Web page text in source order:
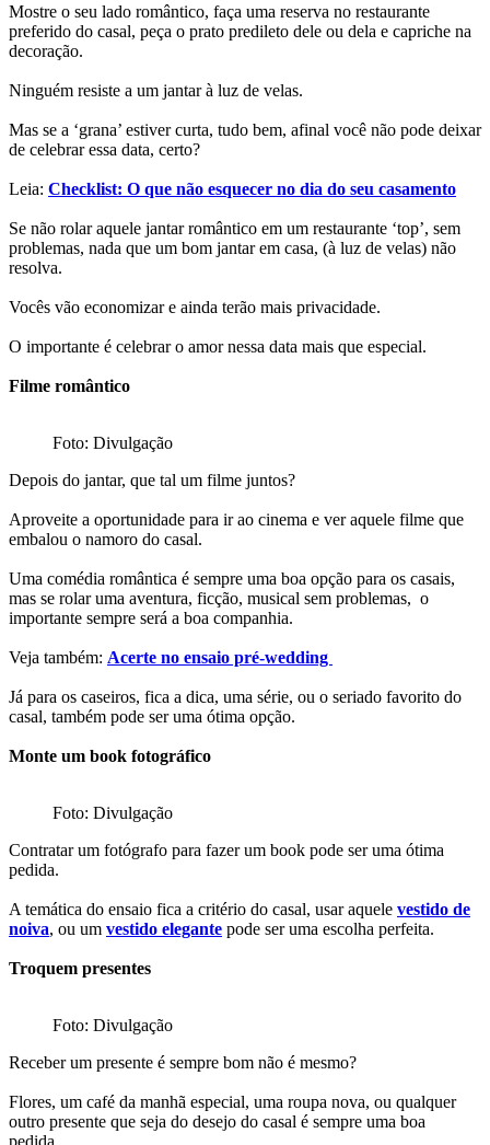
Mostre o seu lado romântico, faça uma reserva no restaurante
preferido do casal, peça o prato predileto dele ou dela e capriche na
decoração.
Ninguém resiste a um jantar à luz de velas.
Mas se a ‘grana’ estiver curta, tudo bem, afinal você não pode deixar
de celebrar essa data, certo?
Leia: Checklist: O que não esquecer no dia do seu casamento
Se não rolar aquele jantar romântico em um restaurante ‘top’, sem
problemas, nada que um bom jantar em casa, (à luz de velas) não
resolva.
Vocês vão economizar e ainda terão mais privacidade.
O importante é celebrar o amor nessa data mais que especial.
Filme romântico
Foto: Divulgação
Depois do jantar, que tal um filme juntos?
Aproveite a oportunidade para ir ao cinema e ver aquele filme que
embalou o namoro do casal.
Uma comédia romântica é sempre uma boa opção para os casais,
mas se rolar uma aventura, ficção, musical sem problemas, o
importante sempre será a boa companhia.
Veja também: Acerte no ensaio pré-wedding
Já para os caseiros, fica a dica, uma série, ou o seriado favorito do
casal, também pode ser uma ótima opção.
Monte um book fotográfico
Foto: Divulgação
Contratar um fotógrafo para fazer um book pode ser uma ótima
pedida.
A temática do ensaio fica a critério do casal, usar aquele vestido de
noiva, ou um vestido elegante pode ser uma escolha perfeita.
Troquem presentes
Foto: Divulgação
Receber um presente é sempre bom não é mesmo?
Flores, um café da manhã especial, uma roupa nova, ou qualquer
outro presente que seja do desejo do casal é sempre uma boa
pedida.